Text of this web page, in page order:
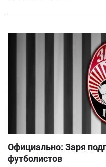
Официально: Заря
футболистов